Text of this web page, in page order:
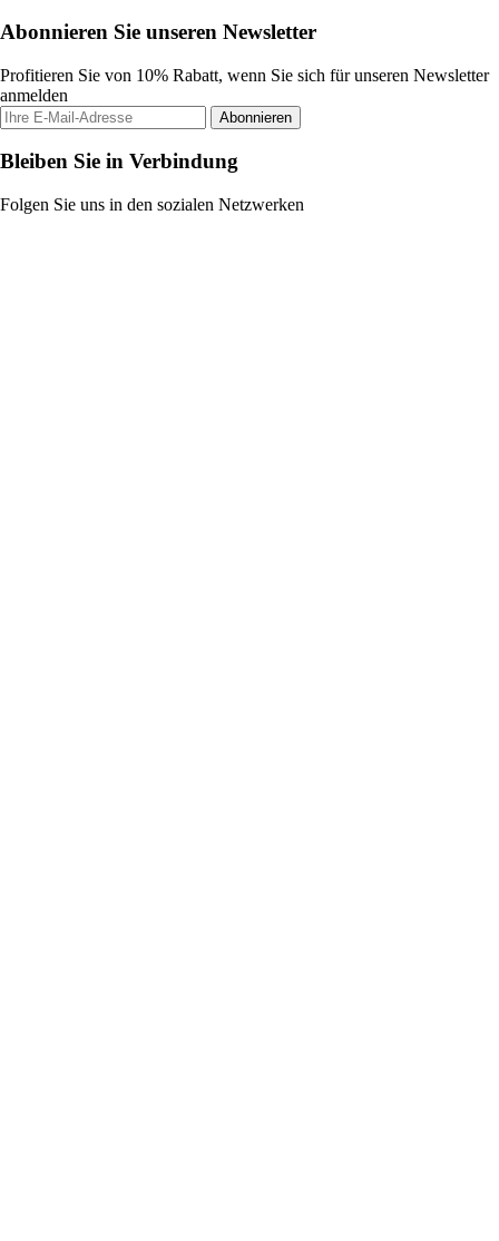
Abonnieren Sie unseren Newsletter
Profitieren Sie von 10% Rabatt, wenn Sie sich für unseren Newsletter
anmelden
Abonnieren
Bleiben Sie in Verbindung
Folgen Sie uns in den sozialen Netzwerken